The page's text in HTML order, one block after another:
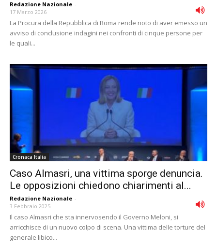
Redazione Nazionale -
17 Marzo 2026
La Procura della Repubblica di Roma rende noto di aver emesso un
avviso di conclusione indagini nei confronti di cinque persone per
le quali...
Cronaca Italia
Caso Almasri, una vittima sporge denuncia.
Le opposizioni chiedono chiarimenti al...
Redazione Nazionale -
3 Febbraio 2025
Il caso Almasri che sta innervosendo il Governo Meloni, si
arricchisce di un nuovo colpo di scena. Una vittima delle torture del
generale libico...